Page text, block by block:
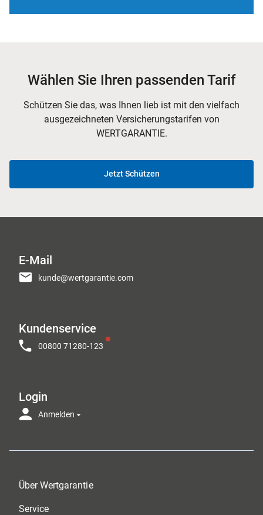
Wählen Sie Ihren passenden Tarif
Schützen Sie das, was Ihnen lieb ist mit den vielfach
ausgezeichneten Versicherungstarifen von
WERTGARANTIE.
Jetzt Schützen
E-Mail
kunde@wertgarantie.com
Kundenservice
00800 71280-123
Login
Anmelden
Über Wertgarantie
Service